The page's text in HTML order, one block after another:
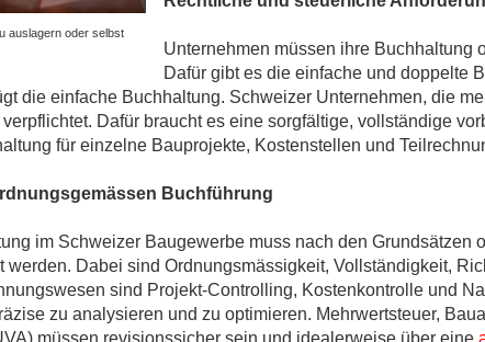
auslagern oder selbst
Unternehmen müssen ihre Buchhaltung
Dafür gibt es die einfache und doppelte
die einfache Buchhaltung. Schweizer Unternehmen, die
Dafür braucht es eine sorgfältige, vollständige
für einzelne Bauprojekte, Kostenstellen und
Buchführung
im Schweizer Baugewerbe muss nach den Grundsätzen
werden. Dabei sind Ordnungsmässigkeit, Vollständigkeit,
sind Projekt-Controlling, Kostenkontrolle und
zu analysieren und zu optimieren. Mehrwertsteuer,
müssen revisionssicher sein und idealerweise über eine